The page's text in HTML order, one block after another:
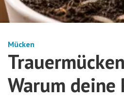
Mücken
Warum deine